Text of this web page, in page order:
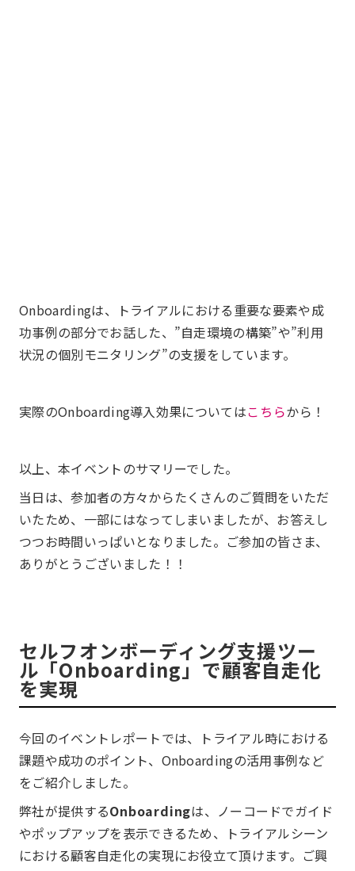
Onboardingは、トライアルにおける重要な要素や成
功事例の部分でお話した、”自走環境の構築”や”利用
状況の個別モニタリング”の支援をしています。
実際のOnboarding導入効果についてはこちらから！
以上、本イベントのサマリーでした。
当日は、参加者の方々からたくさんのご質問をいただ
いたため、一部にはなってしまいましたが、お答えし
つつお時間いっぱいとなりました。ご参加の皆さま、
ありがとうございました！！
セルフオンボーディング支援ツー
ル「Onboarding」で顧客自走化
を実現
今回のイベントレポートでは、トライアル時における
課題や成功のポイント、Onboardingの活用事例など
をご紹介しました。
弊社が提供するOnboardingは、ノーコードでガイド
やポップアップを表示できるため、トライアルシーン
における顧客自走化の実現にお役立て頂けます。ご興